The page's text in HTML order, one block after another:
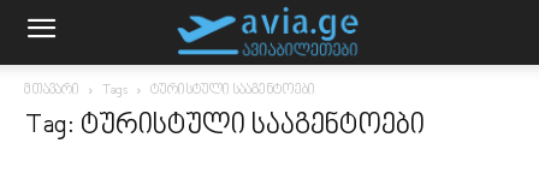
მთავარი Tags ტურისტული სააგენტოები
Tag: ტურისტული სააგენტოები